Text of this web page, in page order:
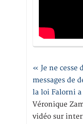
« Je ne cesse
messages de
la loi Falorni
Véronique
vidéo sur